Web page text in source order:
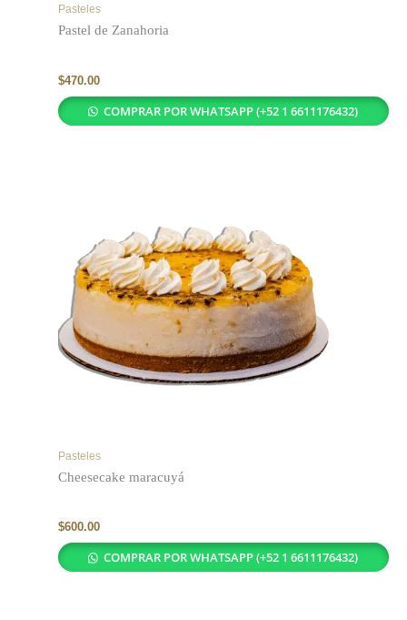
Pasteles
Pastel de Zanahoria
$470.00
COMPRAR POR WHATSAPP (+52 1 6611176432)
Pasteles
Cheesecake maracuyá
$600.00
COMPRAR POR WHATSAPP (+52 1 6611176432)